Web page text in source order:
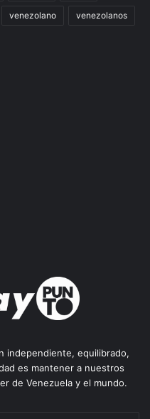
venezolano venezolanos
independiente, equilibrado,
es mantener a nuestros
de Venezuela y el mundo.